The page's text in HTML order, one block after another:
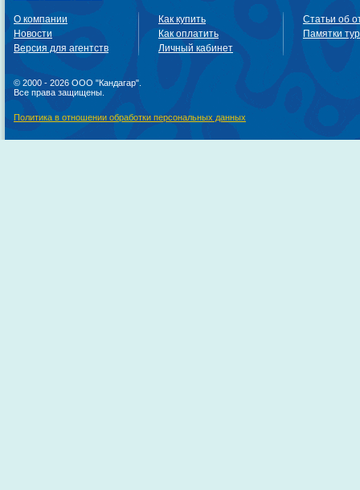
О компании
Новости
Версия для агентств
Как купить
Как оплатить
Личный кабинет
Статьи об
Памятки
© 2000 - 2026 ООО "Кандагар".
Все права защищены.
Политика в отношении обработки персональных данных